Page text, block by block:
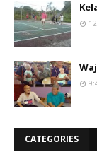
CATEGORIES